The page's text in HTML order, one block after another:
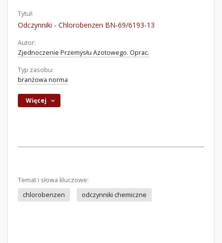
Tytuł:
Odczynniki - Chlorobenzen BN-69/6193-13
Autor:
Zjednoczenie Przemysłu Azotowego. Oprac.
Typ zasobu:
branżowa norma
Więcej
Temat i słowa kluczowe:
chlorobenzen
odczynniki chemiczne